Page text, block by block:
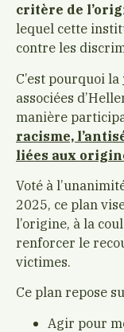
critère de
lequel cette
contre les
C’est pourquoi la
associées
manière
racisme,
liées aux
Voté à
2025, ce plan
l’origine, à la
renforcer le
victimes.
Ce plan repose
Agir pour